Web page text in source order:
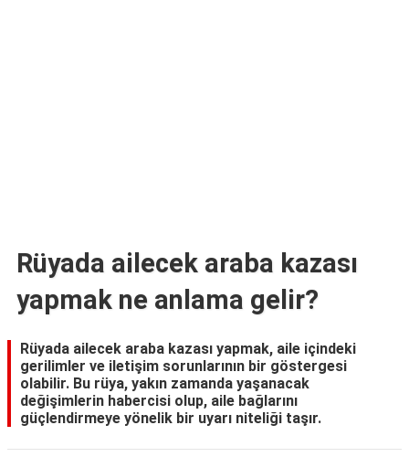
Rüyada ailecek araba kazası
yapmak ne anlama gelir?
Rüyada ailecek araba kazası yapmak, aile içindeki
gerilimler ve iletişim sorunlarının bir göstergesi
olabilir. Bu rüya, yakın zamanda yaşanacak
değişimlerin habercisi olup, aile bağlarını
güçlendirmeye yönelik bir uyarı niteliği taşır.